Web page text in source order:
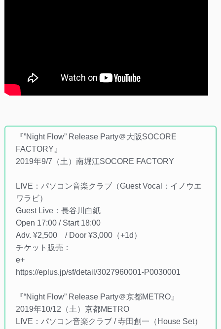
『”Night Flow” Release Party＠大阪SOCORE
FACTORY』
2019年9/7（土）南堀江SOCORE FACTORY
LIVE：パソコン音楽クラブ（Guest Vocal：イノウエ
ワラビ）
Guest Live：長谷川白紙
Open 17:00 / Start 18:00
Adv. ¥2,500 / Door ¥3,000（+1d）
チケット販売：
e+
https://eplus.jp/sf/detail/3027960001-P0030001
『“Night Flow” Release Party＠京都METRO』
2019年10/12（土）京都METRO
LIVE：パソコン音楽クラブ / 寺田創一（House Set）